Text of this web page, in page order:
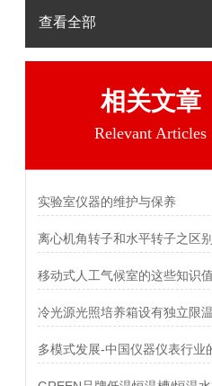
查看全部
相关文章
Relevant Articles
实验室仪器的维护与保养
离心机角转子和水平转子之区别